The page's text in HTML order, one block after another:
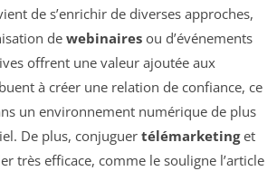
de s’enrichir de diverses approches,
de webinaires ou d’événements
offrent une valeur ajoutée aux
à créer une relation de confiance, ce
un environnement numérique de plus
De plus, conjuguer télémarketinget
très efficace, comme le souligne l’article